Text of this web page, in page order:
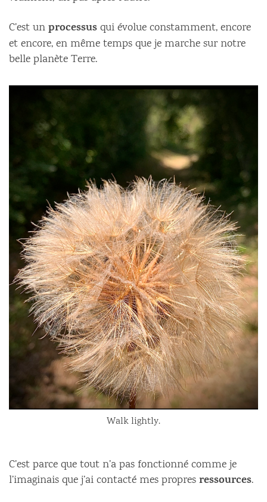
C’est unprocessusqui évolue constamment, encore
et encore, en même temps que je marche sur notre
belle planète Terre.
Walk lightly.
C’est parce que tout n’a pas fonctionné comme je
l’imaginais que j’ai contacté mes propresressources.